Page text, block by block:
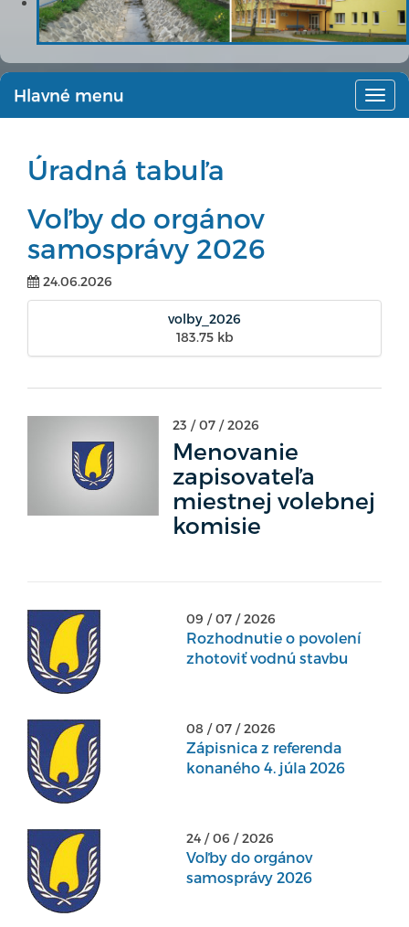
Hlavné menu
Úradná tabuľa
Voľby do orgánov
samosprávy 2026
24.06.2026
volby_2026
183.75 kb
23 / 07 / 2026
Menovanie
zapisovateľa
miestnej volebnej
komisie
09 / 07 / 2026
Rozhodnutie o povolení
zhotoviť vodnú stavbu
08 / 07 / 2026
Zápisnica z referenda
konaného 4. júla 2026
24 / 06 / 2026
Voľby do orgánov
samosprávy 2026